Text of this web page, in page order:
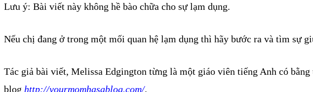
Lưu ý: Bài viết này không hề bào chữa cho sự lạm dụng.
Nếu chị đang ở trong một mối quan hệ lạm dụng thì hãy bước ra và tìm sự
Tác giả bài viết, Melissa Edgington từng là một giáo viên tiếng Anh có
blog http://yourmomhasablog.com/.